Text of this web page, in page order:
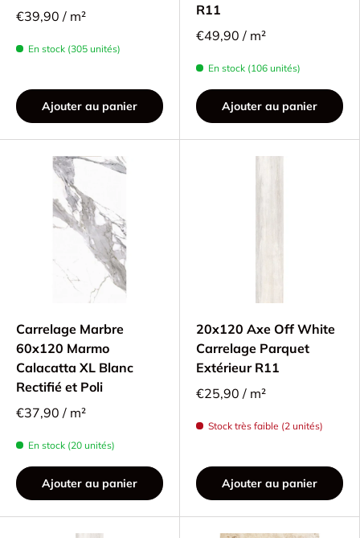
€39,90 / m²
En stock (305 unités)
Ajouter au panier
R11
€49,90 / m²
En stock (106 unités)
Ajouter au panier
Carrelage Marbre
60x120 Marmo
Calacatta XL Blanc
Rectifié et Poli
€37,90 / m²
En stock (20 unités)
Ajouter au panier
20x120 Axe Off White
Carrelage Parquet
Extérieur R11
€25,90 / m²
Stock très faible (2 unités)
Ajouter au panier